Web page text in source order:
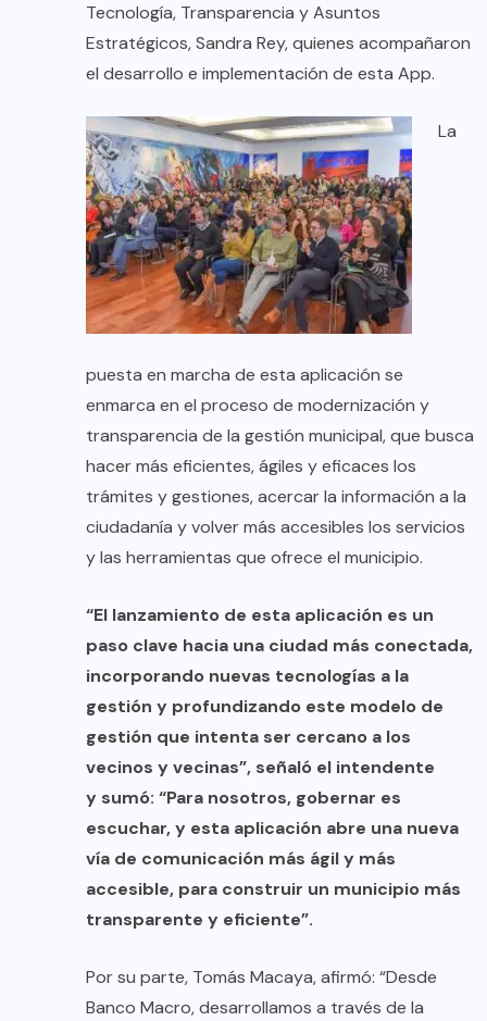
Tecnología, Transparencia y Asuntos
Estratégicos, Sandra Rey, quienes acompañaron
el desarrollo e implementación de esta App.
La
puesta en marcha de esta aplicación se
enmarca en el proceso de modernización y
transparencia de la gestión municipal, que busca
hacer más eficientes, ágiles y eficaces los
trámites y gestiones, acercar la información a la
ciudadanía y volver más accesibles los servicios
y las herramientas que ofrece el municipio.
“El lanzamiento de esta aplicación es un
paso clave hacia una ciudad más conectada,
incorporando nuevas tecnologías a la
gestión y profundizando este modelo de
gestión que intenta ser cercano a los
vecinos y vecinas”, señaló el intendente
y sumó: “Para nosotros, gobernar es
escuchar, y esta aplicación abre una nueva
vía de comunicación más ágil y más
accesible, para construir un municipio más
transparente y eficiente”.
Por su parte, Tomás Macaya, afirmó: “Desde
Banco Macro, desarrollamos a través de la